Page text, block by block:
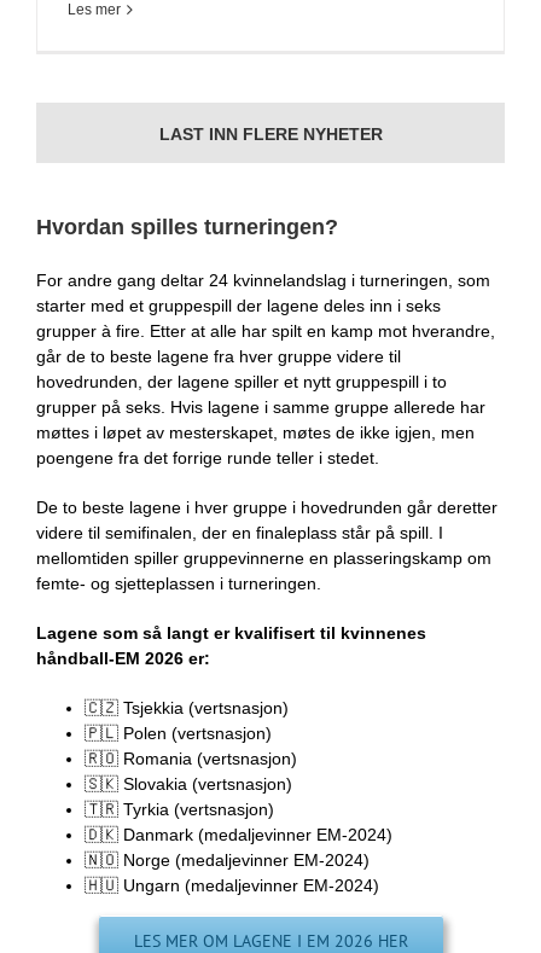
Les mer
LAST INN FLERE NYHETER
Hvordan spilles turneringen?
For andre gang deltar 24 kvinnelandslag i turneringen, som
starter med et gruppespill der lagene deles inn i seks
grupper à fire. Etter at alle har spilt en kamp mot hverandre,
går de to beste lagene fra hver gruppe videre til
hovedrunden, der lagene spiller et nytt gruppespill i to
grupper på seks. Hvis lagene i samme gruppe allerede har
møttes i løpet av mesterskapet, møtes de ikke igjen, men
poengene fra det forrige runde teller i stedet.
De to beste lagene i hver gruppe i hovedrunden går deretter
videre til semifinalen, der en finaleplass står på spill. I
mellomtiden spiller gruppevinnerne en plasseringskamp om
femte- og sjetteplassen i turneringen.
Lagene som så langt er kvalifisert til kvinnenes
håndball-EM 2026 er:
🇨🇿 Tsjekkia (vertsnasjon)
🇵🇱 Polen (vertsnasjon)
🇷🇴 Romania (vertsnasjon)
🇸🇰Slovakia (vertsnasjon)
🇹🇷Tyrkia (vertsnasjon)
🇩🇰Danmark (medaljevinner EM-2024)
🇳🇴 Norge (medaljevinner EM-2024)
🇭🇺Ungarn (medaljevinner EM-2024)
LES MER OM LAGENE I EM 2026 HER